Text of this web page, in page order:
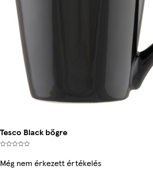
Tesco Black bögre
Még nem érkezett értékelés